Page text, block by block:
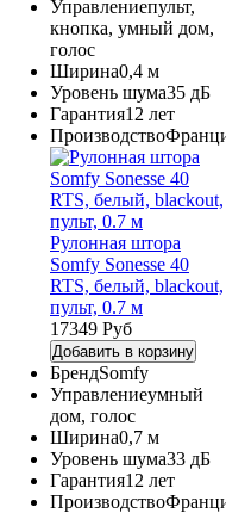
Управлениепульт,
кнопка, умный дом,
голос
Ширина0,4 м
Уровень шума35 дБ
Гарантия12 лет
Производство
Рулонная штора
Somfy Sonesse 40
RTS, белый, blackout,
пульт, 0.7 м
17349 Руб
Добавить в корзину
БрендSomfy
Управлениеумный
дом, голос
Ширина0,7 м
Уровень шума33 дБ
Гарантия12 лет
Производство